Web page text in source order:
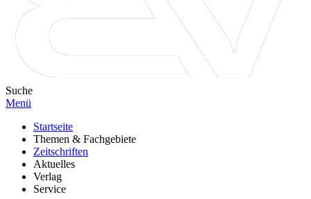
Suche
Menü
Startseite
Themen & Fachgebiete
Zeitschriften
Aktuelles
Verlag
Service